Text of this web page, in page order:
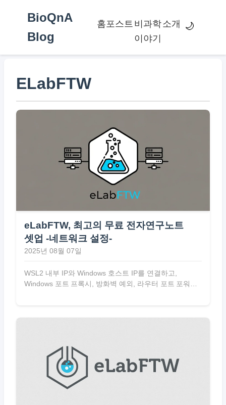
BioQnA
Blog
홈포스트 비과학
이야기
소개 🌙
ELabFTW
eLabFTW, 최고의 무료 전자연구노트
셋업 -네트워크 설정-
2025년 08월 07일
WSL2 내부 IP와 Windows 호스트 IP를 연결하고,
Windows 포트 프록시, 방화벽 예외, 라우터 포트 포워딩,